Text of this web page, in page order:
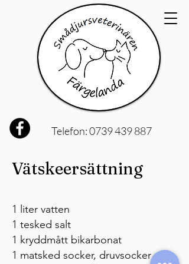
Telefon:0739 439 887
Vätskeersättning
1 liter vatten
1 tesked salt
1 kryddmått bikarbonat
1 matsked socker, druvsocker eller